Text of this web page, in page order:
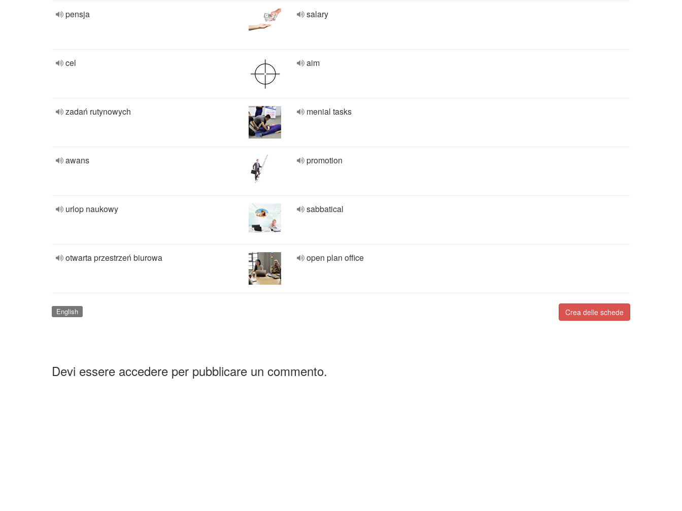
pensja salary
cel aim
zadań rutynowych menial tasks
awans promotion
urlop naukowy sabbatical
otwarta przestrzeń biurowa open plan office
Crea delle schede
English
Devi essere accedere per pubblicare un commento.